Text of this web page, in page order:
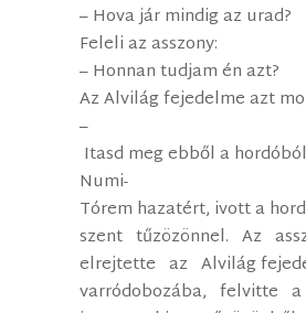
– Hova jár mindig az urad?
Feleli az asszony:
– Honnan tudjam én azt?
Az Alvilág­ fejedelme azt
–
Itasd meg ebből a
Numi­
Tórem hazatért, ivott a
szent tűzözönnel. Az
elrejtette az Alvilág
varródobozába, felvitte